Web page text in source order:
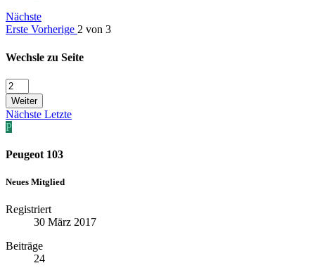
Nächste
Erste Vorherige 2 von 3
Wechsle zu Seite
Weiter
Nächste Letzte
P
Peugeot 103
Neues Mitglied
Registriert
30 März 2017
Beiträge
24